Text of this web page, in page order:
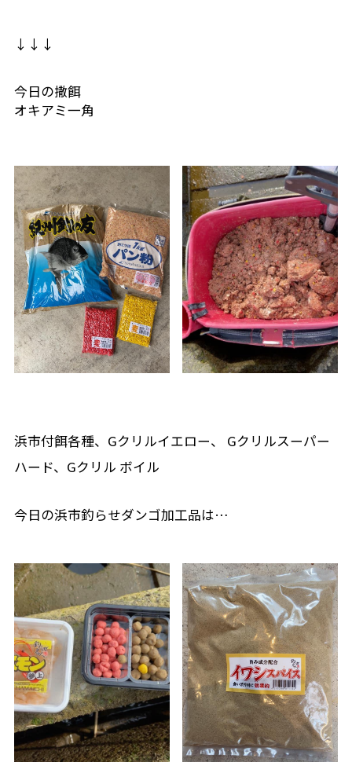
↓↓↓
今日の撒餌
オキアミ一角
浜市付餌各種、Gクリルイエロー、 Gクリルスーパー
ハード、Gクリル ボイル
今日の浜市釣らせダンゴ加工品は…